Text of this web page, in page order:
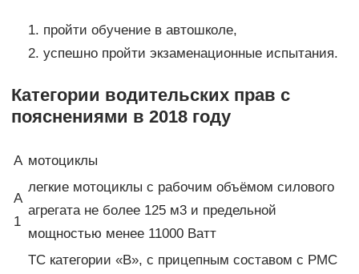
пройти обучение в автошколе,
успешно пройти экзаменационные испытания.
Категории водительских прав с
пояснениями в 2018 году
А мотоциклы
А
1
легкие мотоциклы с рабочим объёмом силового
агрегата не более 125 м3 и предельной
мощностью менее 11000 Ватт
ТС категории «В», с прицепным составом с РМС